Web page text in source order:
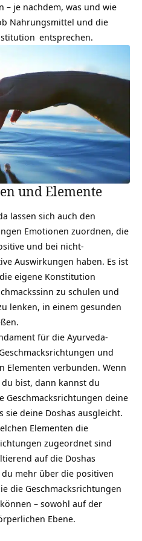
– je nachdem, was und wie
Nahrungsmittel und die
entsprechen.
und Elemente
lassen sich auch den
Emotionen zuordnen, die
und bei nicht-
Auswirkungen haben. Es ist
eigene Konstitution
zu schulen und
lenken, in einem gesunden
für die Ayurveda-
und
Elementen verbunden. Wenn
bist, dann kannst du
Geschmacksrichtungen deine
sie deine Doshas ausgleicht.
Elementen die
zugeordnet sind
auf die Doshas
mehr über die positiven
die Geschmacksrichtungen
– sowohl auf der
Ebene.